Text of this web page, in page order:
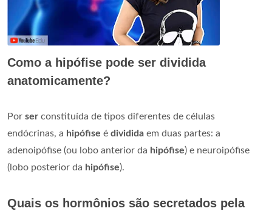
Como a hipófise pode ser dividida
anatomicamente?
Por ser constituída de tipos diferentes de células
endócrinas, a hipófise é dividida em duas partes: a
adenoipófise (ou lobo anterior da hipófise) e neuroipófise
(lobo posterior da hipófise).
Quais os hormônios são secretados pela